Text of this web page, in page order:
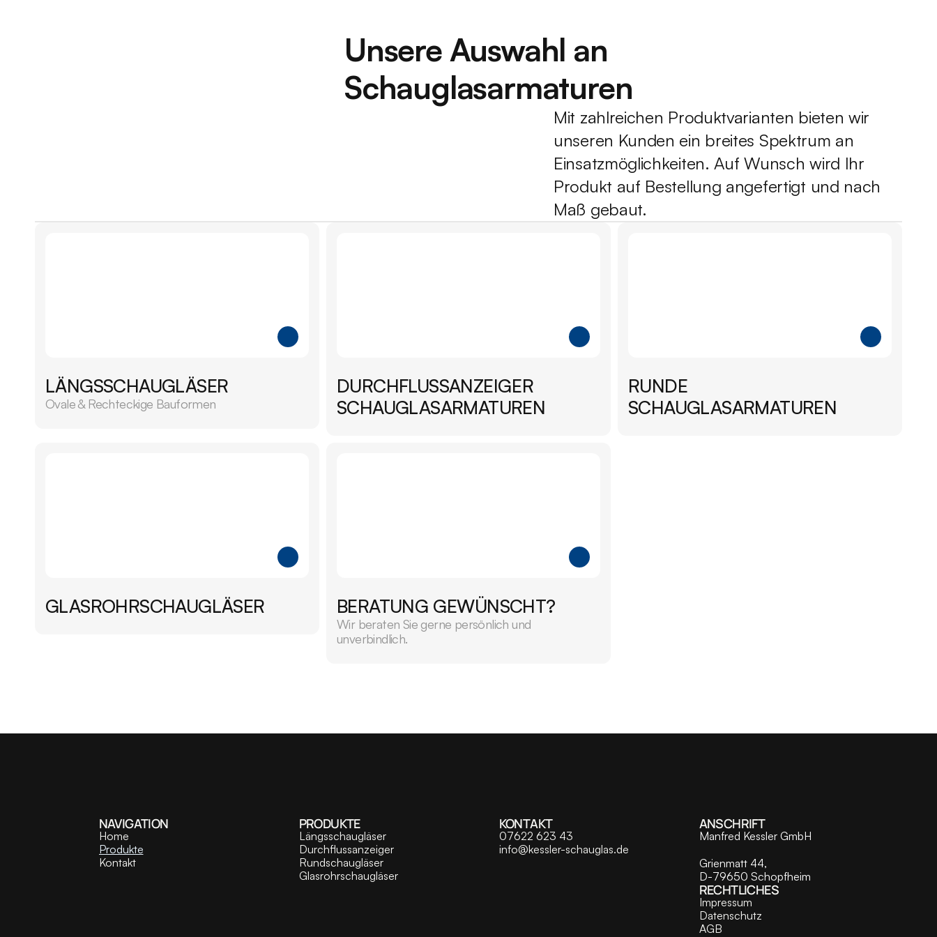
Unsere Auswahl an
Schauglasarmaturen
Mit zahlreichen Produktvarianten bieten wir
unseren Kunden ein breites Spektrum an
Einsatzmöglichkeiten. Auf Wunsch wird Ihr
Produkt auf Bestellung angefertigt und nach
Maß gebaut.
LÄNGSSCHAUGLÄSER
Ovale & Rechteckige Bauformen
DURCHFLUSSANZEIGER
SCHAUGLASARMATUREN
RUNDE
SCHAUGLASARMATUREN
GLASROHRSCHAUGLÄSER BERATUNG GEWÜNSCHT?
Wir beraten Sie gerne persönlich und
unverbindlich.
NAVIGATION
Home
Produkte
Kontakt
PRODUKTE
Längsschaugläser
Durchflussanzeiger
Rundschaugläser
Glasrohrschaugläser
KONTAKT
07622 623 43
info@kessler-schauglas.de
ANSCHRIFT
Manfred Kessler GmbH
Grienmatt 44,
D-79650 Schopfheim
RECHTLICHES
Impressum
Datenschutz
AGB